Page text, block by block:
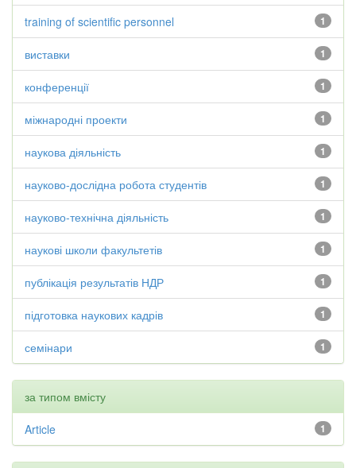
1
training of scientific personnel
1
виставки
1
конференції
1
міжнародні проекти
1
наукова діяльність
1
науково-дослідна робота студентів
1
науково-технічна діяльність
1
наукові школи факультетів
1
публікація результатів НДР
1
підготовка наукових кадрів
1
семінари
за типом вмісту
1
Article